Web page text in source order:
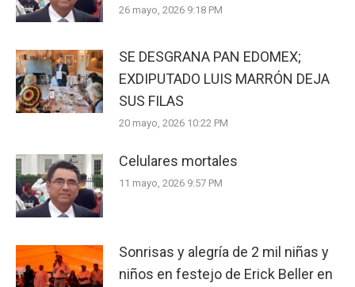
26 mayo, 2026 9:18 PM
SE DESGRANA PAN EDOMEX;
EXDIPUTADO LUIS MARRÓN DEJA
SUS FILAS
20 mayo, 2026 10:22 PM
Celulares mortales
11 mayo, 2026 9:57 PM
Sonrisas y alegría de 2 mil niñas y
niños en festejo de Erick Beller en